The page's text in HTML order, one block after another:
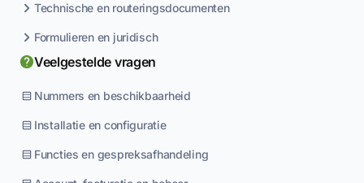
Technische en routeringsdocumenten
Formulieren en juridisch
Veelgestelde vragen
Nummers en beschikbaarheid
Installatie en configuratie
Functies en gespreksafhandeling